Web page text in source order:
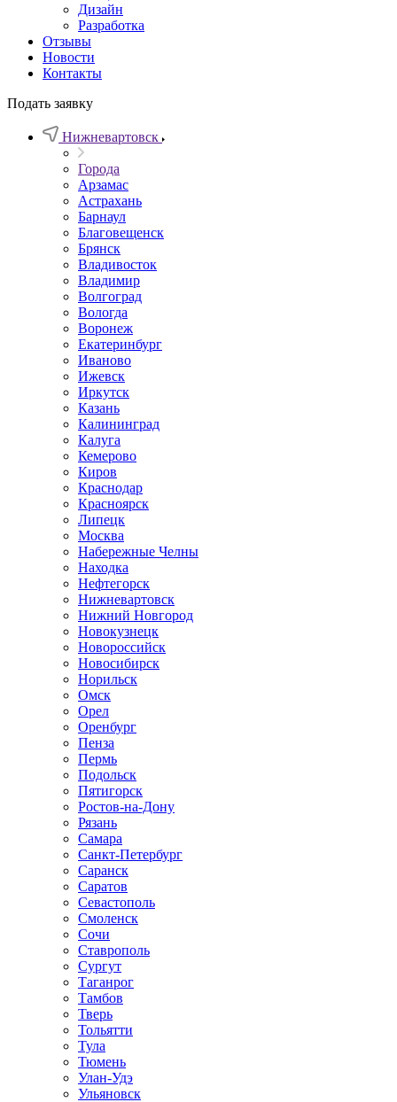
Дизайн
Разработка
Отзывы
Новости
Контакты
Подать заявку
Нижневартовск
Города
Арзамас
Астрахань
Барнаул
Благовещенск
Брянск
Владивосток
Владимир
Волгоград
Вологда
Воронеж
Екатеринбург
Иваново
Ижевск
Иркутск
Казань
Калининград
Калуга
Кемерово
Киров
Краснодар
Красноярск
Липецк
Москва
Набережные Челны
Находка
Нефтегорск
Нижневартовск
Нижний Новгород
Новокузнецк
Новороссийск
Новосибирск
Норильск
Омск
Орел
Оренбург
Пенза
Пермь
Подольск
Пятигорск
Ростов-на-Дону
Рязань
Самара
Санкт-Петербург
Саранск
Саратов
Севастополь
Смоленск
Сочи
Ставрополь
Сургут
Таганрог
Тамбов
Тверь
Тольятти
Тула
Тюмень
Улан-Удэ
Ульяновск